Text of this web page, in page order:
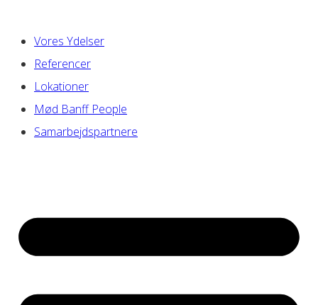
Vores Ydelser
Referencer
Lokationer
Mød Banff People
Samarbejdspartnere